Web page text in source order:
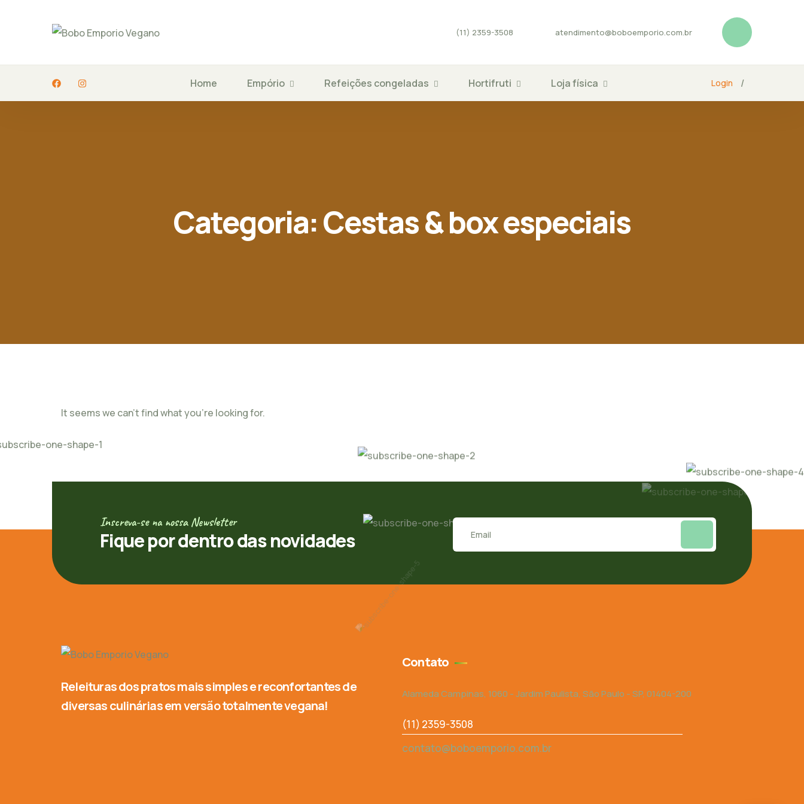
(11) 2359-3508 atendimento@boboemporio.com.br
Home Empório Refeições congeladas Hortifruti Loja física Login /
Categoria:Cestas & box especiais
It seems we can't find what you're looking for.
Inscreva-se na nossa Newsletter
Fique por dentro das novidades
Releituras dos pratos mais simples e reconfortantes de
diversas culinárias em versão totalmente vegana!
Contato
Alameda Campinas, 1060 - Jardim Paulista, São Paulo - SP, 01404-200
(11) 2359-3508
contato@boboemporio.com.br